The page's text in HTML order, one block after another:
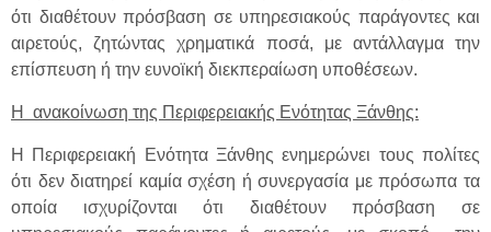
ότι διαθέτουν πρόσβαση σε υπηρεσιακούς παράγοντες και
αιρετούς, ζητώντας χρηματικά ποσά, με αντάλλαγμα την
επίσπευση ή την ευνοϊκή διεκπεραίωση υποθέσεων.
Η ανακοίνωση της Περιφερειακής Ενότητας Ξάνθης:
Η Περιφερειακή Ενότητα Ξάνθης ενημερώνει τους πολίτες
ότι δεν διατηρεί καμία σχέση ή συνεργασία με πρόσωπα τα
οποία ισχυρίζονται ότι διαθέτουν πρόσβαση σε